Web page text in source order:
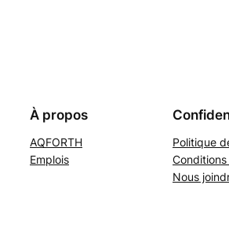
À propos
AQFORTH
Emplois
Politique
Nous